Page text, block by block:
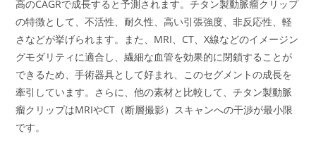
高のCAGRで成長すると予測されます。チタン製動脈瘤クリップ
の特徴として、不活性、耐久性、高い引張強度、非反応性、軽
さなどが挙げられます。また、MRI、CT、X線などのイメージン
グモダリティに適合し、繊細な血管を効果的に閉鎖することが
できるため、手術器具として好まれ、このセグメントの成長を
牽引しています。さらに、他の素材と比較して、チタン製動脈
瘤クリップはMRIやCT（断層撮影）スキャンへの干渉が最小限
です。